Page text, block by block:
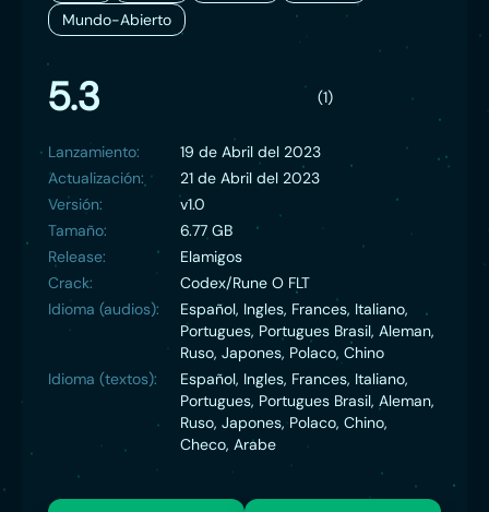
Mundo-Abierto
5.3 (1)
Lanzamiento:
19 de Abril del 2023
Actualización:
21 de Abril del 2023
Versión:
v1.0
Tamaño:
6.77 GB
Release:
Elamigos
Crack:
Codex/Rune O FLT
Idioma (audios):
Español, Ingles, Frances, Italiano,
Portugues, Portugues Brasil, Aleman,
Ruso, Japones, Polaco, Chino
Idioma (textos):
Español, Ingles, Frances, Italiano,
Portugues, Portugues Brasil, Aleman,
Ruso, Japones, Polaco, Chino,
Checo, Arabe